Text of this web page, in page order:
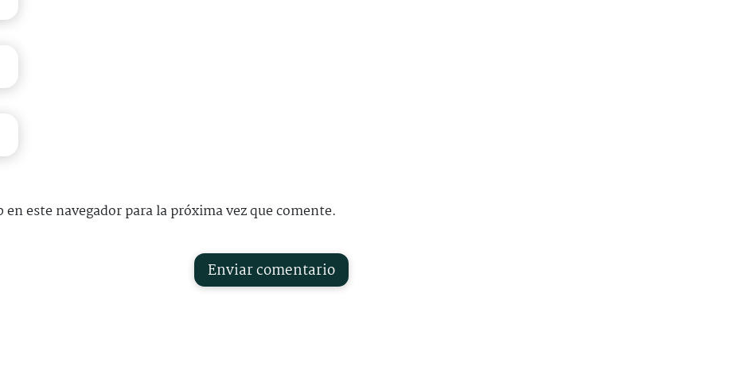
este navegador para la próxima vez que comente.
Enviar comentario